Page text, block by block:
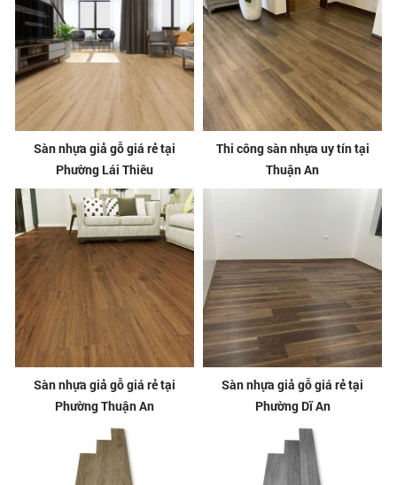
Sàn nhựa giả gỗ giá rẻ tại
Phường Lái Thiêu
Thi công sàn nhựa uy tín tại
Thuận An
Sàn nhựa giả gỗ giá rẻ tại
Phường Thuận An
Sàn nhựa giả gỗ giá rẻ tại
Phường Dĩ An